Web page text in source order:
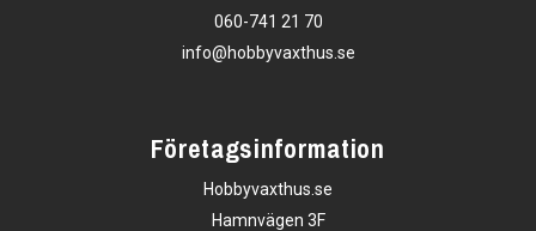
060-741 21 70
info@hobbyvaxthus.se
Företagsinformation
Hobbyvaxthus.se
Hamnvägen 3F